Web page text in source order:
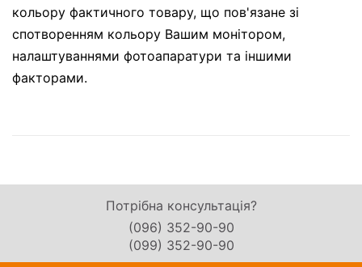
кольору фактичного товару, що пов'язане зі
спотворенням кольору Вашим монітором,
налаштуваннями фотоапаратури та іншими
факторами.
Потрібна консультація?
(096) 352-90-90
(099) 352-90-90